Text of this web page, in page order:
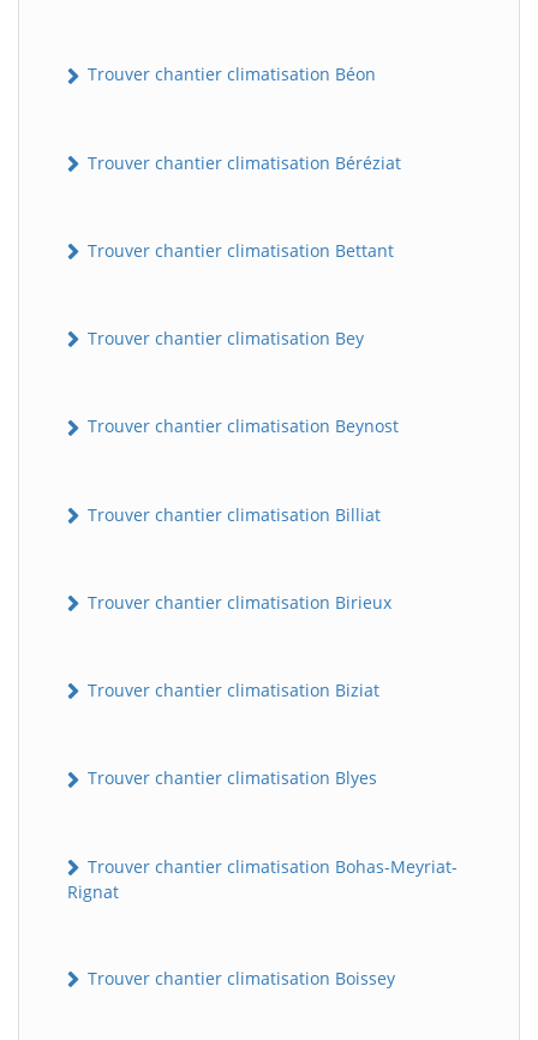
Trouver chantier climatisation Béon
Trouver chantier climatisation Béréziat
Trouver chantier climatisation Bettant
Trouver chantier climatisation Bey
Trouver chantier climatisation Beynost
Trouver chantier climatisation Billiat
Trouver chantier climatisation Birieux
Trouver chantier climatisation Biziat
Trouver chantier climatisation Blyes
Trouver chantier climatisation Bohas-Meyriat-
Rignat
Trouver chantier climatisation Boissey